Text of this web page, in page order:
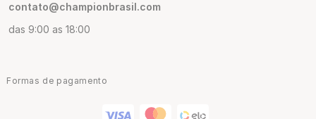
contato@championbrasil.com
das 9:00 as 18:00
Formas de pagamento